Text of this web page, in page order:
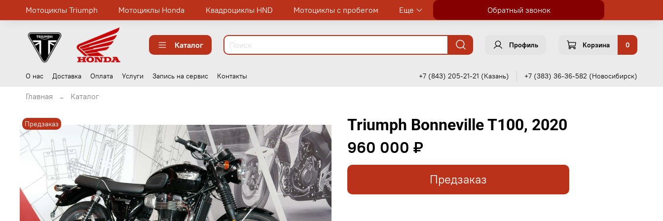
Мотоциклы Triumph Мотоциклы Honda Квадроциклы HND Мотоциклы с пробегом Еще Обратный звонок
Каталог Профиль Корзина 0
О нас Доставка Оплата Услуги Запись на сервис Контакты +7 (843) 205-21-21 (Казань) +7 (383) 36-36-582 (Новосибирск)
Главная Каталог
Предзаказ Triumph Bonneville T100, 2020
960 000 ₽
Предзаказ